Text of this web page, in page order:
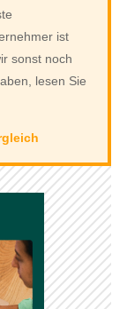
ist
sonst noch
lesen Sie